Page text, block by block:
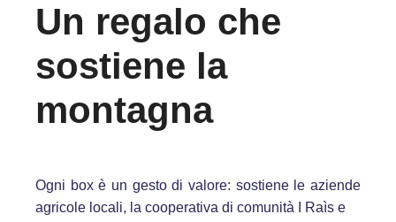
Un regalo che
sostiene la
montagna
Ogni box è un gesto di valore: sostiene le aziende
agricole locali, la cooperativa di comunità I Raìs e